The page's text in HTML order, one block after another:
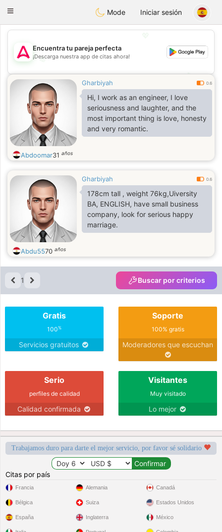
Tantôt
Toggle
Mode Iniciar sesión
💖
💕
💕
Encuentra tu pareja perfecta
¡Descarga nuestra app de citas ahora!
Gharbiyah 0.6
Hi, I work as an engineer, I love
seriousness and laughter, and the
most important thing is love, honesty
and very romantic.
Abdoomar31 años
Gharbiyah 0.6
178cm tall , weight 76kg,Uiversity
BA, ENGLISH, have small business
company, look for serious happy
marriage.
Abdu5570 años
1 Buscar por criterios
Gratis
100%
Servicios gratuitos
Soporte
100% gratis
Moderadores que escuchan
Serio
perfiles de calidad
Calidad confirmada
Visitantes
Muy visitado
Lo mejor
Trabajamos duro para darte el mejor servicio, por favor sé solidario
Citas por país
Francia
Bélgica
España
Alemania
Suiza
Inglaterra
Canadá
Estados Unidos
México